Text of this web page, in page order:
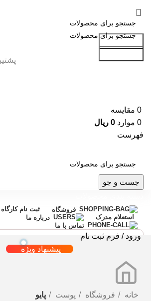
جست و جو
پشتیبانی
0 مقایسه
0 موارد 0 ریال
فهرست
جست و جو
فروشگاه
ثبت نام
استعلام مدرک
درباره ما
تماس با ما
ورود / فرم ثبت نام
پیشنهاد ویژه
خانه فروشگاه پوست پایو